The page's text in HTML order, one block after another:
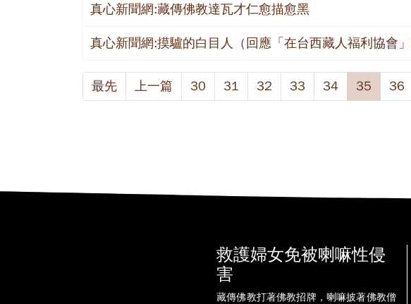
真心新聞網:藏傳佛教達瓦才仁愈描愈黑
真心新聞網:摸驢的白目人（回應「在台西藏人福利協會」
最先 上一篇 30 31 32 33 34 35 36
救護婦女免被喇嘛性侵
害
藏傳佛教打著佛教招牌，喇嘛披著佛教僧